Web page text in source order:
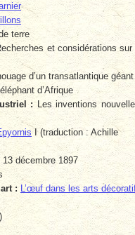
terre
et considérations
d’un transatlantique géant
d’Afrique
: Les inventions
I (traduction : Achille
décembre 1897
: L’œuf dans les arts
)